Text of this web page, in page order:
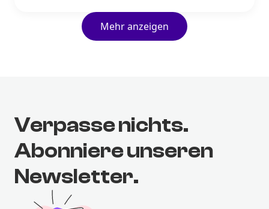
Mehr anzeigen
Verpasse nichts.
Abonniere unseren
Newsletter.